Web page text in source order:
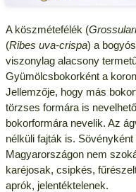
A köszmétefélék (
(Ribes uva-crispa) a
viszonylag alacsony
Gyümölcsbokorként a
Jellemzője, hogy más
törzses formára is
bokorformára nevelik. Az
nélküli fajták is.
Magyarországon nem
karéjosak, csipkés,
aprók, jelentéktelenek.